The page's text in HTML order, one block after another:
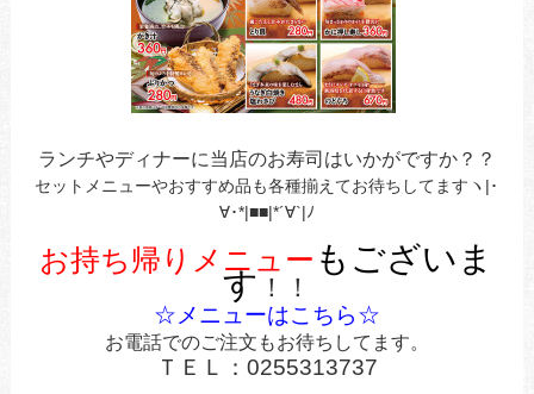
ランチやディナーに当店のお寿司はいかがですか？？
セットメニューやおすすめ品も各種揃えてお待ちしてますヽ|･
∀･*|■■|*´∀`|ﾉ
お持ち帰りメニュー もございま
す ！！
☆メニューはこちら☆
お電話でのご注文もお待ちしてます。
ＴＥＬ：0255313737